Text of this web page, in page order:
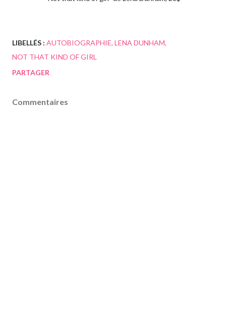
LIBELLÉS : AUTOBIOGRAPHIE LENA DUNHAM
NOT THAT KIND OF GIRL
PARTAGER
Commentaires